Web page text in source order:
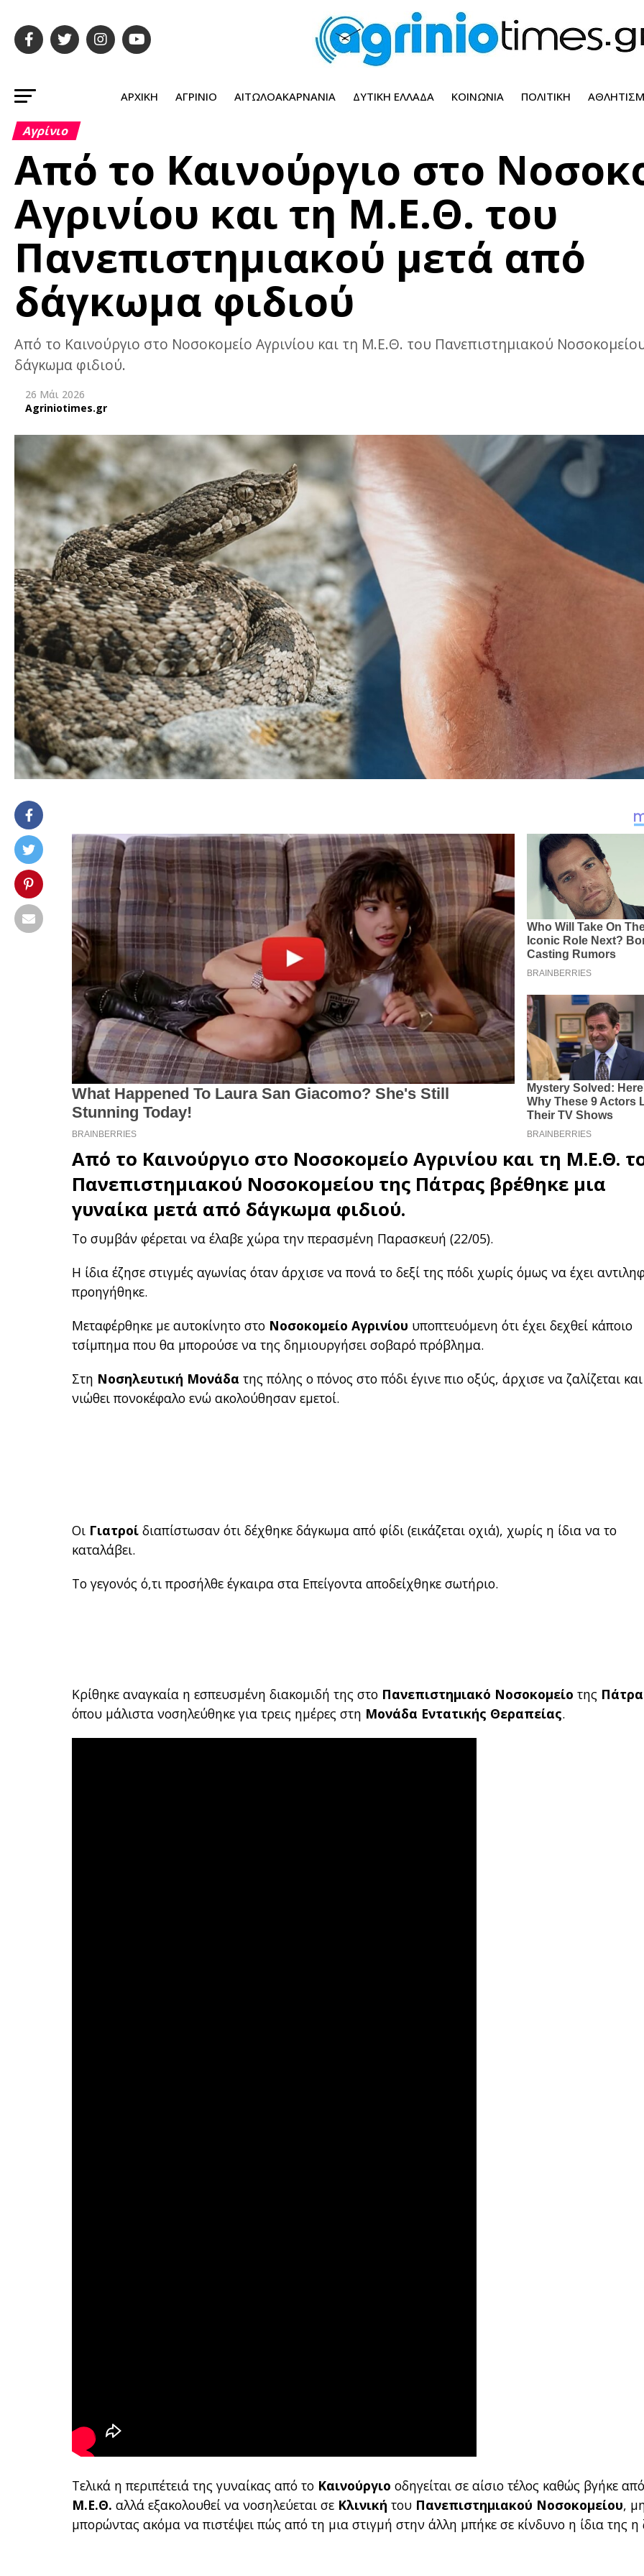
ΑΡΧΙΚΉ ΑΓΡΊΝΙΟ ΑΙΤΩΛΟΑΚΑΡΝΑΝΊΑ ΔΥΤΙΚΉ ΕΛΛΆΔΑ ΚΟΙΝΩΝΊΑ ΠΟΛΙΤΙΚΉ
Αγρίνιο
Από το Καινούργιο στο
Αγρινίου και τη Μ.Ε.Θ. του
Πανεπιστημιακού μετά από
δάγκωμα φιδιού
Από το Καινούργιο στο Νοσοκομείο Αγρινίου και τη Μ.Ε.Θ. του Πανεπιστημιακού
δάγκωμα φιδιού.
26 Μάι 2026
Agriniotimes.gr
Από το Καινούργιο στο Νοσοκομείο Αγρινίου και τη Μ.Ε.Θ.
Πανεπιστημιακού Νοσοκομείου της Πάτρας βρέθηκε μια
γυναίκα μετά από δάγκωμα φιδιού.
Το συμβάν φέρεται να έλαβε χώρα την περασμένη Παρασκευή (22/05).
Η ίδια έζησε στιγμές αγωνίας όταν άρχισε να πονά το δεξί της πόδι χωρίς όμως να έχει
προηγήθηκε.
Μεταφέρθηκε με αυτοκίνητο στο Νοσοκομείο Αγρινίου υποπτευόμενη ότι έχει δεχθεί κάποιο
τσίμπημα που θα μπορούσε να της δημιουργήσει σοβαρό πρόβλημα.
Στη Νοσηλευτική Μονάδα της πόλης ο πόνος στο πόδι έγινε πιο οξύς, άρχισε να ζαλίζεται
νιώθει πονοκέφαλο ενώ ακολούθησαν εμετοί.
Οι Γιατροί διαπίστωσαν ότι δέχθηκε δάγκωμα από φίδι (εικάζεται οχιά), χωρίς η ίδια να το
καταλάβει.
Το γεγονός ό,τι προσήλθε έγκαιρα στα Επείγοντα αποδείχθηκε σωτήριο.
Κρίθηκε αναγκαία η εσπευσμένη διακομιδή της στο Πανεπιστημιακό Νοσοκομείο της
όπου μάλιστα νοσηλεύθηκε για τρεις ημέρες στη Μονάδα Εντατικής Θεραπείας.
Τελικά η περιπέτειά της γυναίκας από το Καινούργιο οδηγείται σε αίσιο τέλος καθώς βγήκε
Μ.Ε.Θ. αλλά εξακολουθεί να νοσηλεύεται σε Κλινική του Πανεπιστημιακού Νοσοκομείου,
μπορώντας ακόμα να πιστέψει πώς από τη μια στιγμή στην άλλη μπήκε σε κίνδυνο η ίδια της η